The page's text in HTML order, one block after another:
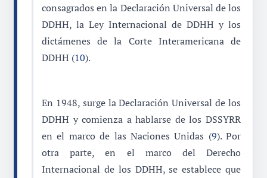
consagrados en la Declaración Universal de los
DDHH, la Ley Internacional de DDHH y los
dictámenes de la Corte Interamericana de
DDHH (10).
En 1948, surge la Declaración Universal de los
DDHH y comienza a hablarse de los DSSYRR
en el marco de las Naciones Unidas (9). Por
otra parte, en el marco del Derecho
Internacional de los DDHH, se establece que